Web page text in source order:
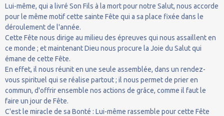
Lui-même, qui a livré Son Fils à la mort pour notre Salut, nous accorde
pour le même motif cette sainte Fête qui a sa place fixée dans le
déroulement de l'année.
Cette Fête nous dirige au milieu des épreuves qui nous assaillent en
ce monde ; et maintenant Dieu nous procure la Joie du Salut qui
émane de cette Fête.
En effet, il nous réunit en une seule assemblée, dans un rendez-
vous spirituel qui se réalise partout ; il nous permet de prier en
commun, d'offrir ensemble nos actions de grâce, comme il faut le
faire un jour de Fête.
C'est le miracle de sa Bonté : Lui-même rassemble pour cette Fête